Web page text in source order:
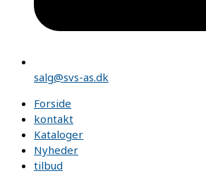
salg@svs-as.dk
Forside
kontakt
Kataloger
Nyheder
tilbud